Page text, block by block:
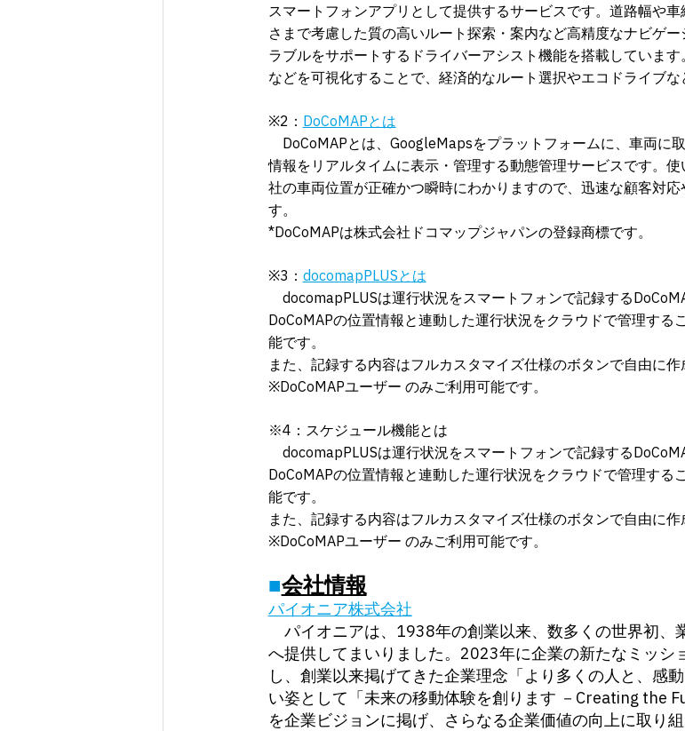
スマートフォンアプリとして提供するサービスです。道路幅や
さまで考慮した質の高いルート探索・案内など高精度なナビゲ
ラブルをサポートするドライバーアシスト機能を搭載していま
などを可視化することで、経済的なルート選択やエコドライブな
※2： DoCoMAPとは
DoCoMAPとは、GoogleMapsをプラットフォームに、車両に
情報をリアルタイムに表示・管理する動態管理サービスです。
社の車両位置が正確かつ瞬時にわかりますので、迅速な顧客対
す。
*DoCoMAPは株式会社ドコマップジャパンの登録商標です。
※3： docomapPLUSとは
docomapPLUSは運行状況をスマートフォンで記録する
DoCoMAPの位置情報と連動した運行状況をクラウドで管理する
能です。
また、記録する内容はフルカスタマイズ仕様のボタンで自由に作
※DoCoMAPユーザー のみご利用可能です。
※4：スケジュール機能とは
docomapPLUSは運行状況をスマートフォンで記録する
DoCoMAPの位置情報と連動した運行状況をクラウドで管理する
能です。
また、記録する内容はフルカスタマイズ仕様のボタンで自由に作
※DoCoMAPユーザー のみご利用可能です。
■会社情報
パイオニア株式会社
パイオニアは、1938年の創業以来、数多くの世界初、
へ提供してまいりました。2023年に企業の新たなミッシ
し、創業以来掲げてきた企業理念「より多くの人と、感
い姿として「未来の移動体験を創ります －Creating the
を企業ビジョンに掲げ、さらなる企業価値の向上に取り組